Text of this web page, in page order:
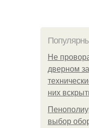
Не
дверном
них
выбор